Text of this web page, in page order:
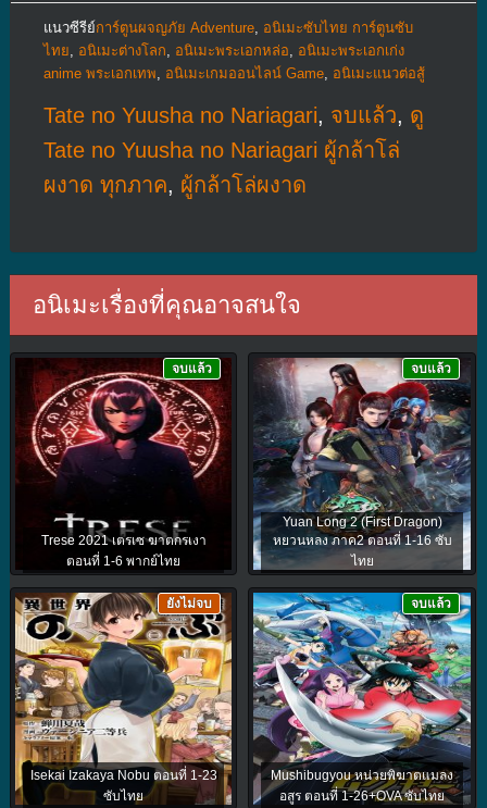
แนวซีรีย์การ์ตูนผจญภัย Adventure, อนิเมะซับไทย การ์ตูนซับ
ไทย, อนิเมะต่างโลก, อนิเมะพระเอกหล่อ, อนิเมะพระเอกเก่ง
anime พระเอกเทพ, อนิเมะเกมออนไลน์ Game, อนิเมะแนวต่อสู้
Tate no Yuusha no Nariagari, จบแล้ว, ดู
Tate no Yuusha no Nariagari ผู้กล้าโล่
ผงาด ทุกภาค, ผู้กล้าโล่ผงาด
อนิเมะเรื่องที่คุณอาจสนใจ
Trese 2021 เตรเซ ฆาตกรเงา
ตอนที่ 1-6 พากย์ไทย
จบแล้ว
Yuan Long 2 (First Dragon)
หยวนหลง ภาค2 ตอนที่ 1-16 ซับ
ไทย
จบแล้ว
Isekai Izakaya Nobu ตอนที่ 1-23
ซับไทย
ยังไม่จบ
Mushibugyou หน่วยพิฆาตแมลง
อสูร ตอนที่ 1-26+OVA ซับไทย
จบแล้ว